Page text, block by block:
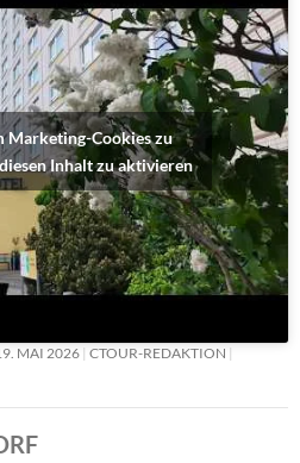
Marketing-Cookies zu
Inhalt zu aktivieren
MAI 2026 CTOUR-REDAKTION